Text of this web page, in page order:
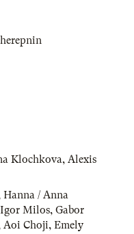
Klochkova, Alexis
Hanna / Anna
Igor Milos, Gabor
Aoi Choji, Emely